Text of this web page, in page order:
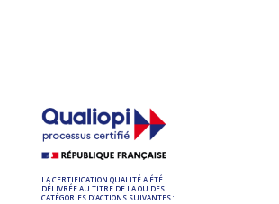
LA CERTIFICATION QUALITÉ A ÉTÉ
DÉLIVRÉE AU TITRE DE LA OU DES
CATÉGORIES D’ACTIONS SUIVANTES :